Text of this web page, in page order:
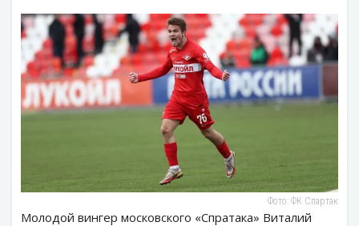
Фото: ФК Спартак
Молодой вингер московского «Спратака» Виталий